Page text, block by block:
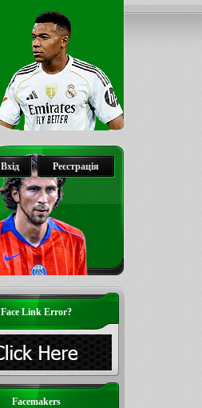
Реєстрація
Вхід
Face Link Error?
Facemakers